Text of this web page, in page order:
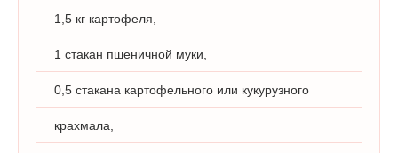
1,5 кг картофеля,
1 стакан пшеничной муки,
0,5 стакана картофельного или кукурузного
крахмала,